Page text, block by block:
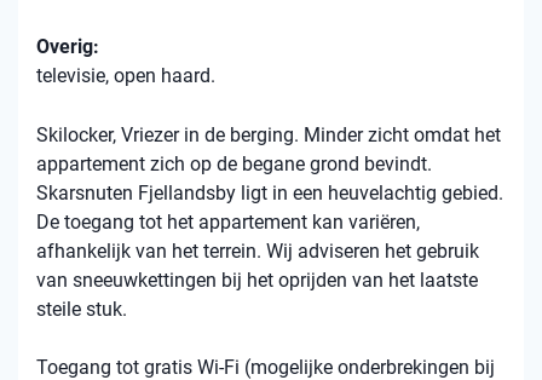
Overig:
televisie, open haard.
Skilocker, Vriezer in de berging. Minder zicht omdat het
appartement zich op de begane grond bevindt.
Skarsnuten Fjellandsby ligt in een heuvelachtig gebied.
De toegang tot het appartement kan variëren,
afhankelijk van het terrein. Wij adviseren het gebruik
van sneeuwkettingen bij het oprijden van het laatste
steile stuk.
Toegang tot gratis Wi-Fi (mogelijke onderbrekingen bij